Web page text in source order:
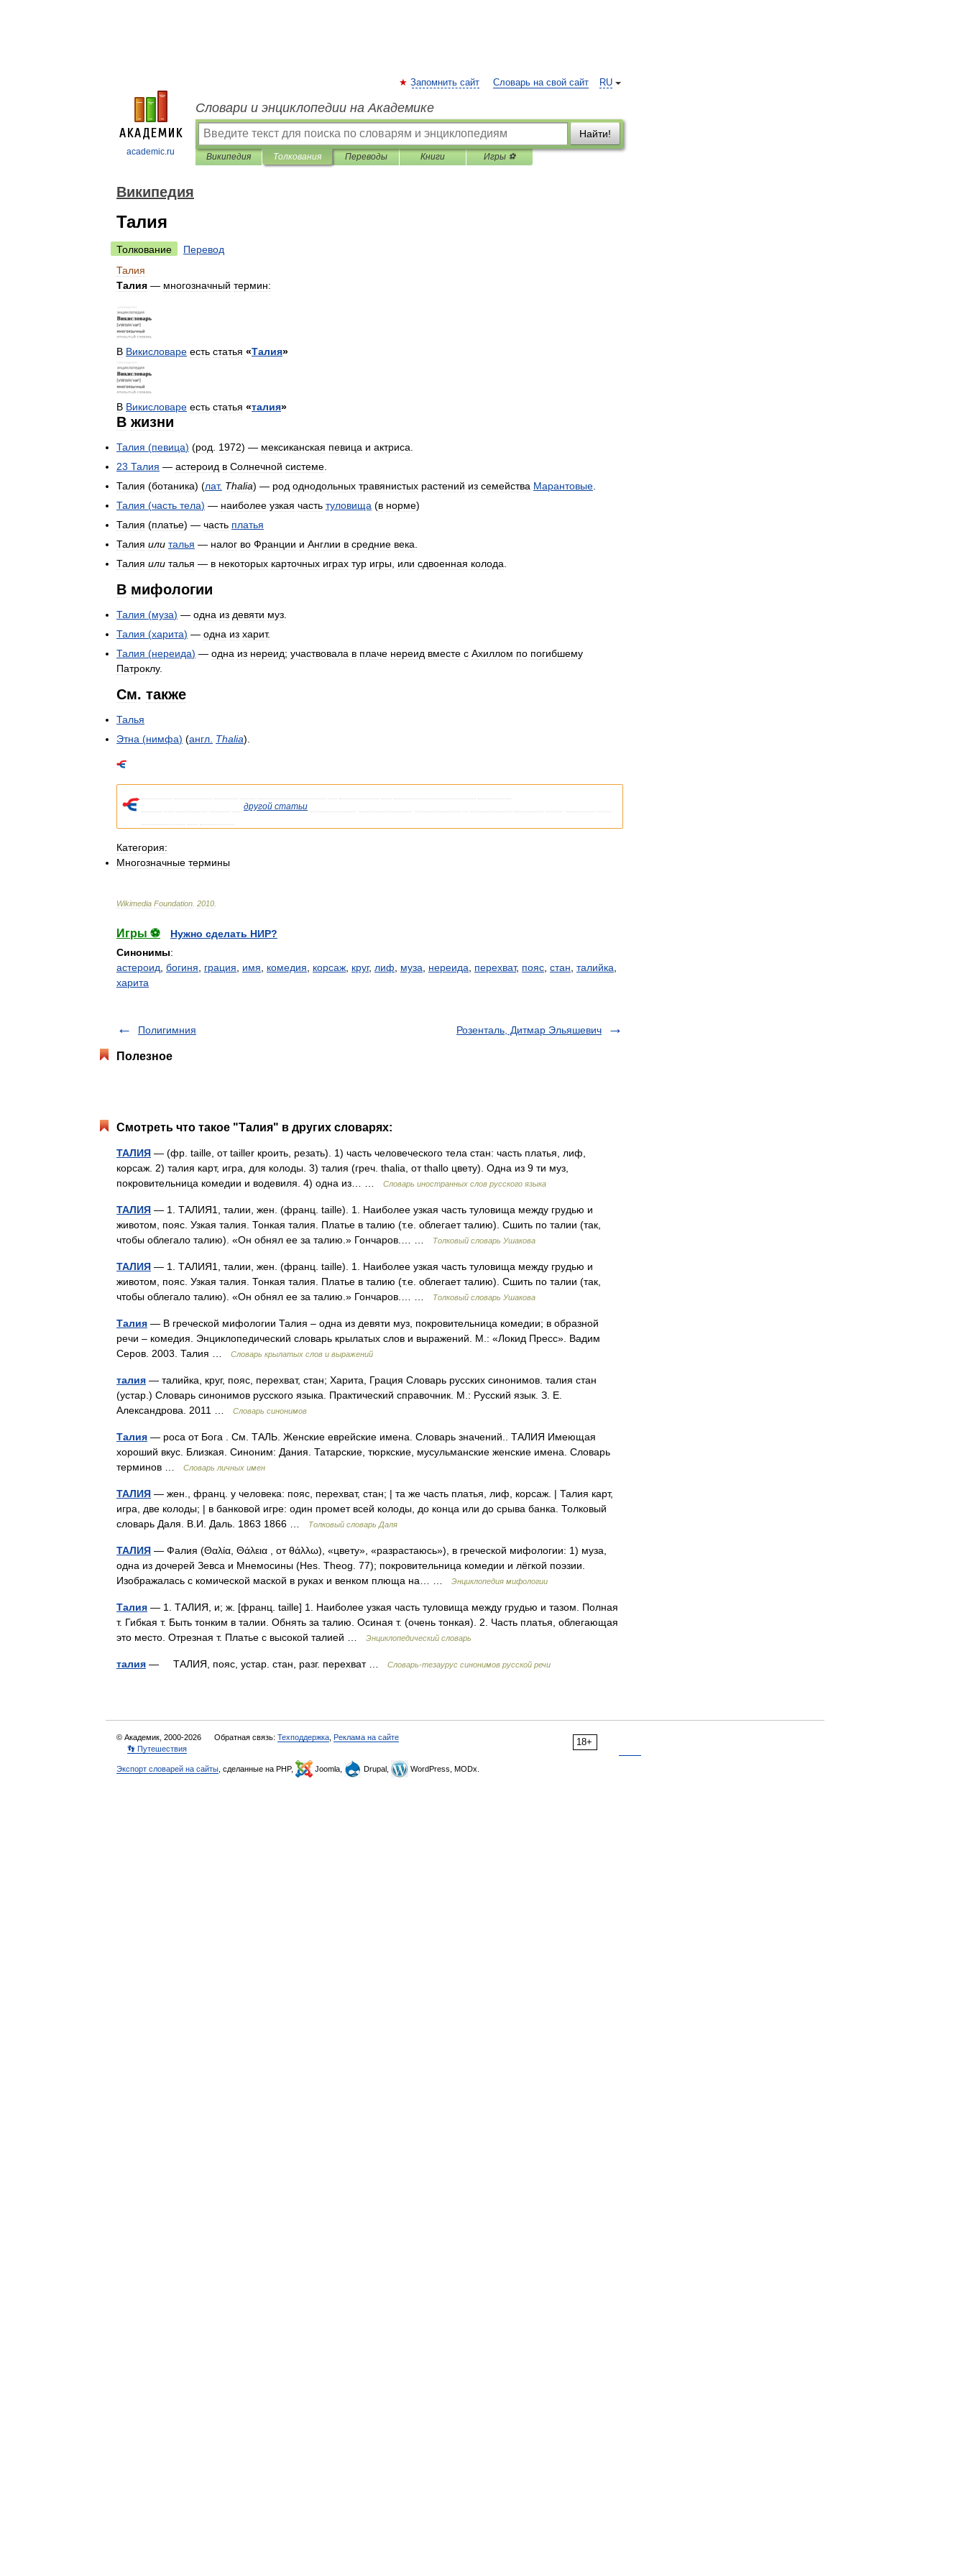
academic.ru
RU
Запомнить сайт Словарь на свой сайт
Словари и энциклопедии на Академике
Найти!
Википедия Толкования Переводы Книги Игры ⚽
Википедия
Талия
Толкование
Перевод
Талия
Талия — многозначный термин:
В Викисловаре есть статья «Талия»
В Викисловаре есть статья «талия»
В жизни
Талия (певица) (род 1972) — мексиканская певица и актриса
23 Талия — астероид в Солнечной системе
Талия (ботаника) (лат. Thalia) — род однодольных травянистых растений из семейства Марантовые
Талия (часть тела) — наиболее узкая часть туловища (в норме)
Талия (платье) — часть платья
Талия или талья — налог во Франции и Англии в средние века
Талия или талья — в некоторых карточных играх тур игры или сдвоенная колода
В мифологии
Талия (муза) — одна из девяти муз
Талия (харита) — одна из харит.
Талия (нереида) — одна из нереид; участвовала в плаче нереид вместе с Ахиллом по погибшему
Патроклу.
См. также
Талья
Этна (нимфа) (англ Thalia).
другой статьи
Категория:
Многозначные термины
Wikimedia Foundation 2010
Игры ⚽
Нужно сделать НИР?
Синонимы:
астероид богиня грация имя комедия корсаж круг, лиф муза нереида перехват, пояс стан талийка
харита
Полигимния Розенталь, Дитмар Эльяшевич
Полезное
Смотреть что такое "Талия" в других словарях:
ТАЛИЯ — (фр. taille, от tailler кроить, резать). 1) часть человеческого тела стан: часть платья, лиф,
корсаж. 2) талия карт, игра, для колоды. 3) талия (греч. thalia, от thallo цвету). Одна из 9 ти муз,
покровительница комедии и водевиля. 4) одна из… …
Словарь иностранных слов русского языка
ТАЛИЯ — 1. ТАЛИЯ1, талии, жен. (франц. taille). 1. Наиболее узкая часть туловища между грудью и
животом, пояс. Узкая талия. Тонкая талия. Платье в талию (т.е. облегает талию). Сшить по талии (так,
чтобы облегало талию). «Он обнял ее за талию.» Гончаров.… …
Толковый словарь Ушакова
ТАЛИЯ — 1. ТАЛИЯ1, талии, жен. (франц. taille). 1. Наиболее узкая часть туловища между грудью и
животом, пояс. Узкая талия. Тонкая талия. Платье в талию (т.е. облегает талию). Сшить по талии (так,
чтобы облегало талию). «Он обнял ее за талию.» Гончаров.… …
Толковый словарь Ушакова
Талия — В греческой мифологии Талия – одна из девяти муз, покровительница комедии; в образной
речи – комедия. Энциклопедический словарь крылатых слов и выражений. М.: «Локид Пресс». Вадим
Серов. 2003. Талия …
Словарь крылатых слов и выражений
талия — талийка, круг, пояс, перехват, стан; Харита, Грация Словарь русских синонимов. талия стан
(устар.) Словарь синонимов русского языка. Практический справочник. М.: Русский язык. З. Е.
Александрова. 2011 …
Словарь синонимов
Талия — роса от Бога . См. ТАЛЬ. Женские еврейские имена. Словарь значений.. ТАЛИЯ Имеющая
хороший вкус. Близкая. Синоним: Дания. Татарские, тюркские, мусульманские женские имена. Словарь
терминов …
Словарь личных имен
ТАЛИЯ — жен., франц. у человека: пояс, перехват, стан; | та же часть платья, лиф, корсаж. | Талия карт,
игра, две колоды; | в банковой игре: один промет всей колоды, до конца или до срыва банка. Толковый
словарь Даля. В.И. Даль. 1863 1866 …
Толковый словарь Даля
ТАЛИЯ — Фалия (Θαλία, Θάλεια , от θάλλω), «цвету», «разрастаюсь»), в греческой мифологии: 1) муза,
одна из дочерей Зевса и Мнемосины (Hes. Theog. 77); покровительница комедии и лёгкой поэзии.
Изображалась с комической маской в руках и венком плюща на… …
Энциклопедия мифологии
Талия — 1. ТАЛИЯ, и; ж. [франц. taille] 1. Наиболее узкая часть туловища между грудью и тазом. Полная
т. Гибкая т. Быть тонким в талии. Обнять за талию. Осиная т. (очень тонкая). 2. Часть платья, облегающая
это место. Отрезная т. Платье с высокой талией …
Энциклопедический словарь
талия — ТАЛИЯ, пояс, устар. стан, разг. перехват … Словарь-тезаурус синонимов русской речи
18+
© Академик, 2000-2026 Обратная связь: Техподдержка Реклама на сайте
👣 Путешествия
Экспорт словарей на сайты , сделанные на PHP, Joomla, Drupal, WordPress, MODx.